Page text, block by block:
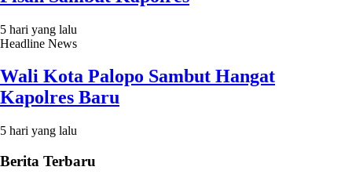
5 hari yang lalu
Headline News
Wali Kota Palopo Sambut Hangat
Kapolres Baru
5 hari yang lalu
Berita Terbaru